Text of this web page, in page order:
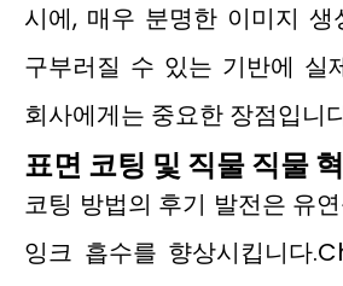
시에, 매우 분명한 이미지 생
구부러질 수 있는 기반에 실
회사에게는 중요한 장점입니
표면 코팅 및 직물 직물
코팅 방법의 후기 발전은 유
잉크 흡수를 향상시킵니다